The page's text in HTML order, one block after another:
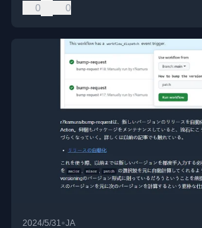
0 0
2024/5/31•JA